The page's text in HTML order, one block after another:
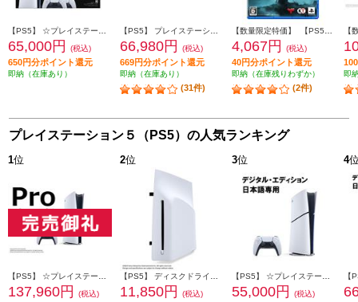
65,000円 (税込)
650円分ポイント還元
即納（在庫あり）
66,980円 (税込)
669円分ポイント還元
即納（在庫あり）
(31件)
4,067円 (税込)
40円分ポイント還元
即納（在庫残りわずか）
(2件)
即
プレイステーション５（PS5）の人気ランキング
1位
137,960円 (税込)
2位
11,850円 (税込)
3位
55,000円 (税込)
4